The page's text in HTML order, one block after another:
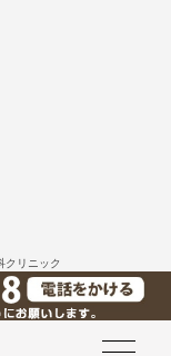
クリニック